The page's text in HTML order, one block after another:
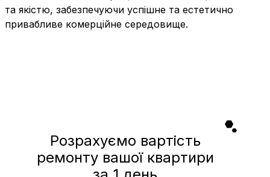
та якістю, забезпечуючи успішне та естетично
привабливе комерційне середовище.
Розрахуємо вартість
ремонту вашої квартири